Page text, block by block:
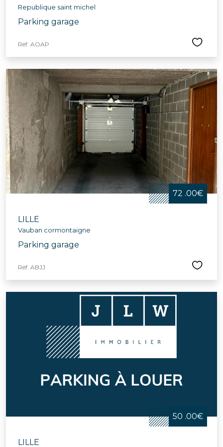
Republique saint michel
Parking garage
Réf. AOAP
72 .00€
LILLE
Vauban cormontaigne
Parking garage
Réf. ABJJ
50 .00€
LILLE